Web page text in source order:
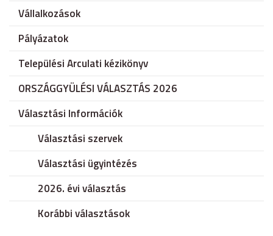
Vállalkozások
Pályázatok
Települési Arculati kézikönyv
ORSZÁGGYÜLÉSI VÁLASZTÁS 2026
Választási Információk
Választási szervek
Választási ügyintézés
2026. évi választás
Korábbi választások